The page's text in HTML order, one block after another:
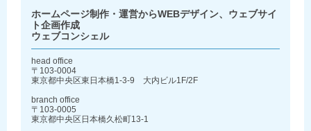
ホームページ制作・運営からWEBデザイン、ウェブサイ
ト企画作成
ウェブコンシェル
head office
〒103-0004
東京都中央区東日本橋1-3-9 大内ビル1F/2F
branch office
〒103-0005
東京都中央区日本橋久松町13-1